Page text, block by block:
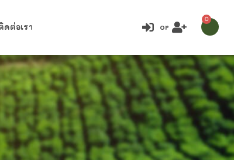
ดต่อเรา or
0